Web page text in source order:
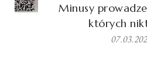
Minusy
których